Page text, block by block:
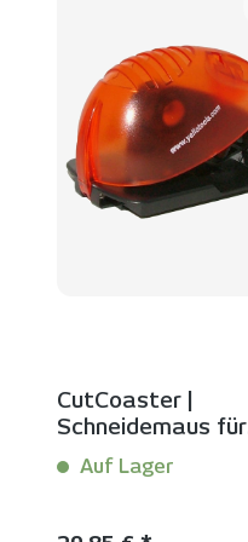
5 von 5 Sternen
CutCoaster |
Schneidemaus für
SafetyRuler Platin
Auf Lager